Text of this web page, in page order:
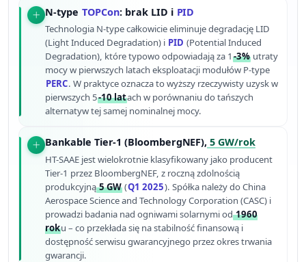
N-type TOPCon: brak LID i PID
Technologia N-type całkowicie eliminuje degradację LID
(Light Induced Degradation) i PID (Potential Induced
Degradation), które typowo odpowiadają za 1-3% utraty
mocy w pierwszych latach eksploatacji modułów P-type
PERC. W praktyce oznacza to wyższy rzeczywisty uzysk w
pierwszych 5-10 latach w porównaniu do tańszych
alternatyw tej samej nominalnej mocy.
Bankable Tier-1 (BloombergNEF), 5 GW/rok
HT-SAAE jest wielokrotnie klasyfikowany jako producent
Tier-1 przez BloombergNEF, z roczną zdolnością
produkcyjną5 GW (Q1 2025). Spółka należy do China
Aerospace Science and Technology Corporation (CASC) i
prowadzi badania nad ogniwami solarnymi od1960
roku – co przekłada się na stabilność finansową i
dostępność serwisu gwarancyjnego przez okres trwania
gwarancji.